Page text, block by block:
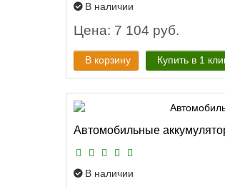
В наличии
Цена: 7 104 руб.
В корзину Купить в 1
Автомобильные
В наличии